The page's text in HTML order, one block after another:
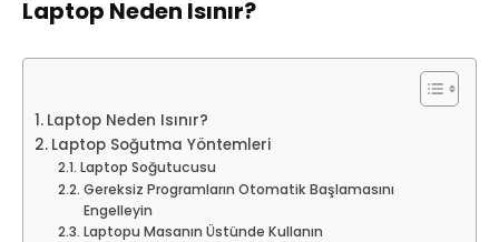
Laptop Neden Isınır?
Laptop Neden Isınır?
Laptop Soğutma Yöntemleri
Laptop Soğutucusu
Gereksiz Programların Otomatik Başlamasını
Engelleyin
Laptopu Masanın Üstünde Kullanın